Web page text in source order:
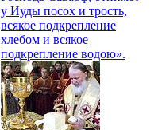
у Иуды посох и трость,
всякое подкрепление
хлебом и всякое
подкрепление водою».